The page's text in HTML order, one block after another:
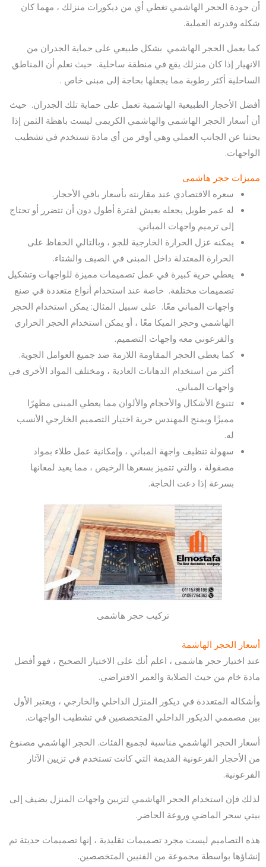
أن جودة الحجر الهاشمي تغطي أي من ديكورات منزلك ، مهما كان
شكله وقدرته العملية.
كما يعمل الحجر الهاشمي بشكل طبيعي على حماية الجدران من
الانهيار إذا كان منزلك يقع في منطقة ساحلية. حيث نعلم أن المناطق
الساحلية أكثر رطوبة مما يجعلها بحاجة إلى مبنى خاص .
أفضل الأحجار الطبيعية الهاشمية تعمل على حماية تلك الجدران. حيث
أن أسعار الحجر الهاشمي والهاشمي الكريمي ليست باهظة الثمن إذا
بحثنا عن الجانب العملي وهي أوفر من أي مادة تستخدم في تشطيب
الواجهات.
مميزات حجر هاشمى
سعره الاقتصادي عند مقارنته بأسعار باقي الأحجار.
له عمر طويل يجعله يعيش لفترة أطول دون أن تتضرر أو تحتاج
إلى ترميم واجهات المباني.
يمكنه عزل الحرارة الخارجية للجو ، وبالتالي الحفاظ على
الحرارة المعتدلة داخل المبنى في الصيف والشتاء.
يعطي حرية كبيرة في عمل تصميمات مميزة للواجهات وتشكيل
تصميمات مختلفة. خاصة عند استخدام أنواع متعددة في صنع
واجهات المباني معًا. على سبيل المثال: يمكن استخدام الحجر
الهاشمي وحجر الميكا معًا ، أو يمكن استخدام الحجر الحراري
والفرعوني معه واجهات التصميم.
كما يعطي الحجر المقاومة اللازمة ضد جميع العوامل الجوية.
أكثر من استخدام الدهانات العادية ، ومختلف المواد الأخرى في
واجهات المباني.
تتنوع الأشكال والأحجام والألوان مما يعطي المبنى مظهرًا
مميزًا ويمنح المهندس حرية اختيار التصميم الخارجي الأنسب
له.
سهولة تنظيف واجهة المباني ، وإمكانية عمل طلاء بمواد
مصقولة ، والتي تتميز بسعرها الرخيص ، مما يعيد لمعانها
بسرعة إذا دعت الحاجة.
تركيب حجر هاشمى
أسعار الحجر الهاشمة
عند اختيار حجر هاشمى ، اعلم أنك على الاختيار الصحيح ، فهو أفضل
مادة خام من حيث الصلابة والعمر الافتراضي.
وأشكاله المتعددة في ديكور المنزل الداخلي والخارجي ، ويعتبر الأول
بين مصممي الديكور الداخلي المتخصصين في تشطيب الواجهات.
أسعار الحجر الهاشمي مناسبة لجميع الفئات. الحجر الهاشمي مصنوع
من الأحجار الفرعونية القديمة التي كانت تستخدم في تزيين الآثار
الفرعونية.
لذلك فإن استخدام الحجر الهاشمي لتزيين واجهات المنزل يضيف إلى
بيتي سحر الماضي وروعة الحاضر.
هذه التصاميم ليست مجرد تصميمات تقليدية ، إنها تصميمات حديثة تم
إنشاؤها بواسطة مجموعة من الفنيين المتخصصين.